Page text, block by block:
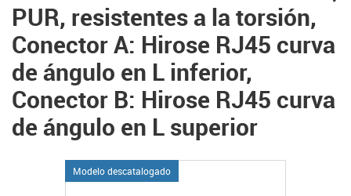
PUR, resistentes a la torsión,
Conector A: Hirose RJ45 curva
de ángulo en L inferior,
Conector B: Hirose RJ45 curva
de ángulo en L superior
Modelo descatalogado